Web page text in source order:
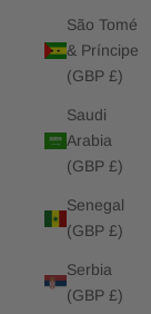
São Tomé
& Príncipe
(GBP £)
Saudi
Arabia
(GBP £)
Senegal
(GBP £)
Serbia
(GBP £)